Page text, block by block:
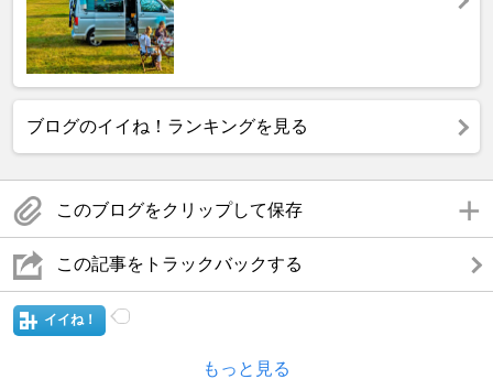
ブログのイイね！ランキングを見る
このブログをクリップして保存
この記事をトラックバックする
イイね！
もっと見る